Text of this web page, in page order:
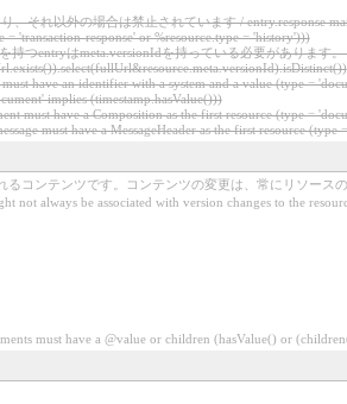
、それ以外の場合は禁止されています / entry.response
= 'transaction-response' or %resource.type = 'history')))
つentryはmeta.versionIdを持っている必要があります。
have an identifier with a system and a value (type =
implies (timestamp.hasValue()))
must have a Composition as the first resource (type =
must have a MessageHeader as the first resource (type
コンテンツです。コンテンツの変更は、常にリソース
not always be associated with version changes to the
must have a @value or children (hasValue() or